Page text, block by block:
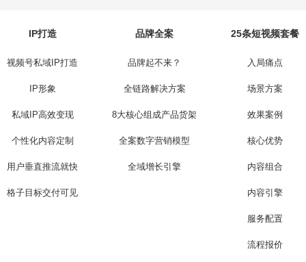
IP打造
视频号私域IP打造
IP形象
私域IP高效变现
个性化内容定制
用户垂直推流就快
格子目标交付可见
品牌全案
品牌起不来？
全链路解决方案
8大核心组成产品货架
全案数字营销模型
全域增长引擎
25条短视频套餐
入局痛点
场景方案
效果案例
核心优势
内容组合
内容引擎
服务配置
流程报价